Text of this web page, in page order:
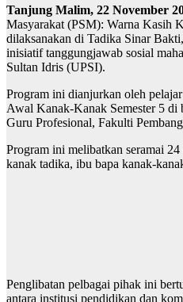
Tanjung Malim, 22 November
Masyarakat (PSM): Warna Kasih
dilaksanakan di Tadika Sinar
inisiatif tanggungjawab sosial
Sultan Idris (UPSI).
Program ini dianjurkan oleh
Awal Kanak-Kanak Semester 5 di
Guru Profesional, Fakulti
Program ini melibatkan seramai
kanak tadika, ibu bapa kanak-
Penglibatan pelbagai pihak ini
antara institusi pendidikan dan